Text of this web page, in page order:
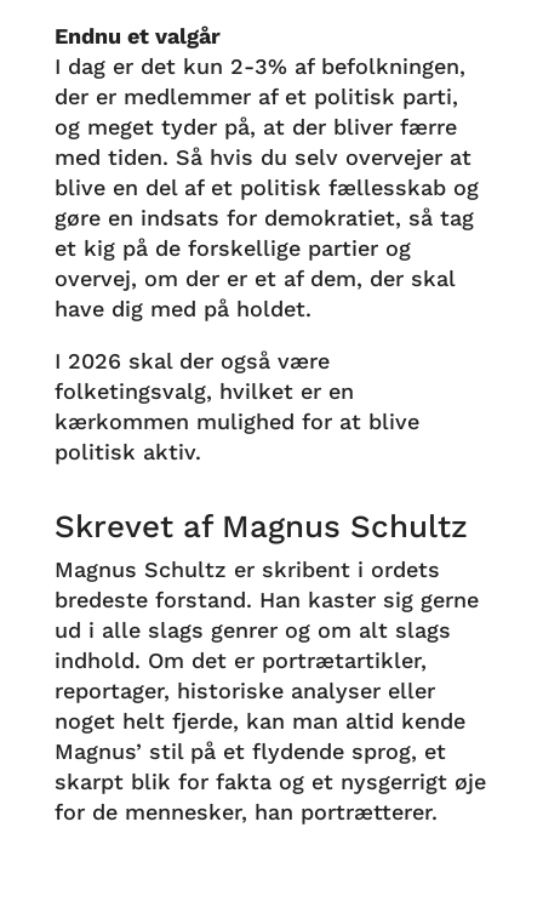
Endnu et valgår
I dag er det kun 2-3% af befolkningen,
der er medlemmer af et politisk parti,
og meget tyder på, at der bliver færre
med tiden. Så hvis du selv overvejer at
blive en del af et politisk fællesskab og
gøre en indsats for demokratiet, så tag
et kig på de forskellige partier og
overvej, om der er et af dem, der skal
have dig med på holdet.
I 2026 skal der også være
folketingsvalg, hvilket er en
kærkommen mulighed for at blive
politisk aktiv.
Skrevet af Magnus Schultz
Magnus Schultz er skribent i ordets
bredeste forstand. Han kaster sig gerne
ud i alle slags genrer og om alt slags
indhold. Om det er portrætartikler,
reportager, historiske analyser eller
noget helt fjerde, kan man altid kende
Magnus’ stil på et flydende sprog, et
skarpt blik for fakta og et nysgerrigt øje
for de mennesker, han portrætterer.